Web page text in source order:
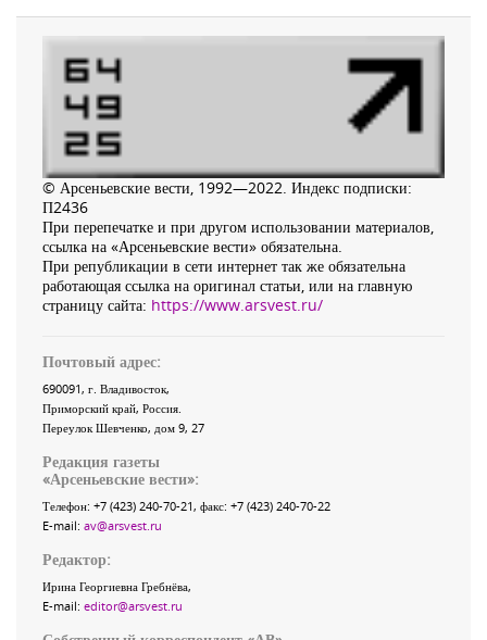
© Арсеньевские вести, 1992—2022. Индекс подписки:
П2436
При перепечатке и при другом использовании материалов,
ссылка на «Арсеньевские вести» обязательна.
При републикации в сети интернет так же обязательна
работающая ссылка на оригинал статьи, или на главную
страницу сайта: https://www.arsvest.ru/
Почтовый адрес:
690091, г. Владивосток,
Приморский край, Россия
Переулок Шевченко, дом 9, 27
Редакция газеты
«Арсеньевские вести»:
Телефон: +7 (423) 240-70-21, факс: +7 (423) 240-70-22
E-mail: av@arsvest.ru
Редактор:
Ирина Георгиевна Гребнёва,
E-mail: editor@arsvest.ru